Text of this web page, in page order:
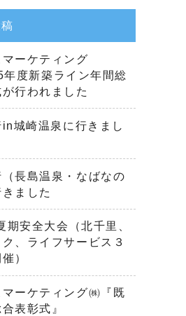
ーケティング
度新築ライン年間総
行われました
城崎温泉に行きまし
長島温泉・なばなの
ました
期安全大会（北千里、
、ライフサービス３
）
マーケティング㈱『既
表彰式』